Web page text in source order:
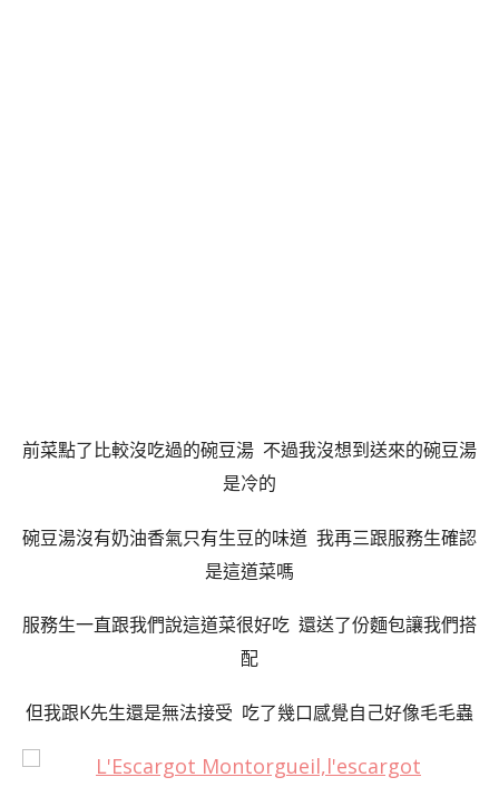
前菜點了比較沒吃過的碗豆湯 不過我沒想到送來的碗豆湯
是冷的
碗豆湯沒有奶油香氣只有生豆的味道 我再三跟服務生確認
是這道菜嗎
服務生一直跟我們說這道菜很好吃 還送了份麵包讓我們搭
配
但我跟K先生還是無法接受 吃了幾口感覺自己好像毛毛蟲